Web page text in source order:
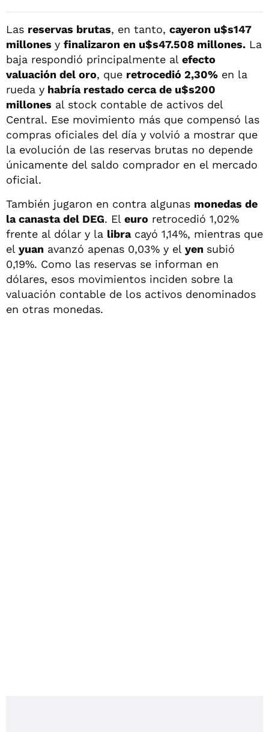
Las reservas brutas, en tanto, cayeron u$s147
millones y finalizaron en u$s47.508 millones. La
baja respondió principalmente al efecto
valuación del oro, que retrocedió 2,30% en la
rueda y habría restado cerca de u$s200
millones al stock contable de activos del
Central. Ese movimiento más que compensó las
compras oficiales del día y volvió a mostrar que
la evolución de las reservas brutas no depende
únicamente del saldo comprador en el mercado
oficial.
También jugaron en contra algunas monedas de
la canasta del DEG. El euro retrocedió 1,02%
frente al dólar y la libracayó 1,14%, mientras que
el yuan avanzó apenas 0,03% y el yen subió
0,19%. Como las reservas se informan en
dólares, esos movimientos inciden sobre la
valuación contable de los activos denominados
en otras monedas.